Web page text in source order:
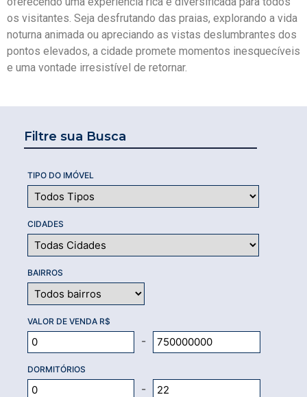
Filtre sua Busca
TIPO DO IMÓVEL
CIDADES
BAIRROS
VALOR DE VENDA R$
-
DORMITÓRIOS
-
os visitantes. Seja desfrutando das praias, explorando a vida
noturna animada ou apreciando as vistas deslumbrantes dos
pontos elevados, a cidade promete momentos inesquecíveis
e uma vontade irresistível de retornar.